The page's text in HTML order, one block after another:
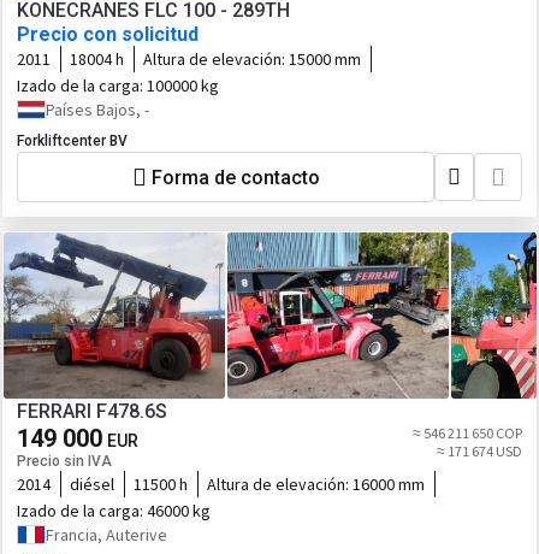
KONECRANES FLC 100 - 289TH
Precio con solicitud
2011 18004 h Altura de elevación: 15000 mm
Izado de la carga: 100000 kg
Países Bajos, -
Forkliftcenter BV
Forma de contacto
FERRARI F478.6S
149 000 EUR
Precio sin IVA
≈ 546 211 650 COP
≈ 171 674 USD
2014 diésel 11500 h Altura de elevación: 16000 mm
Izado de la carga: 46000 kg
Francia, Auterive